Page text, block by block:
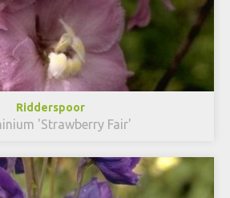
Ridderspoor
'Strawberry Fair'